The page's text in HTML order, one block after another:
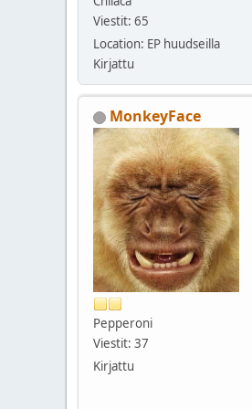
Viestit: 65
Location: EP huudseilla
Kirjattu
MonkeyFace
Pepperoni
Viestit: 37
Kirjattu